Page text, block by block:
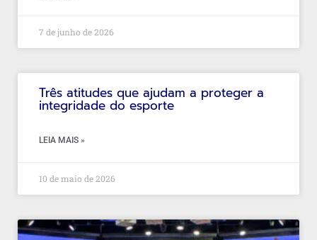
7 de junho de 2026
Três atitudes que ajudam a proteger a
integridade do esporte
LEIA MAIS »
10 de maio de 2026